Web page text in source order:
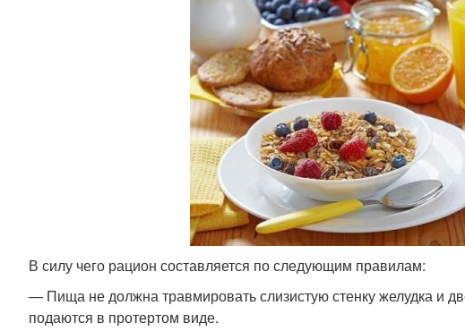
В силу чего рацион составляется по следующим правилам:
— Пища не должна травмировать слизистую стенку желудка и
подаются в протертом виде.